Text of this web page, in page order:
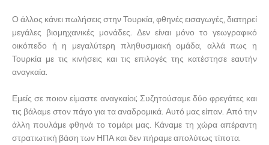
Ο άλλος κάνει πωλήσεις στην Τουρκία, φθηνές εισαγωγές, διατηρεί
μεγάλες βιομηχανικές μονάδες. Δεν είναι μόνο το γεωγραφικό
οικόπεδο ή η μεγαλύτερη πληθυσμιακή ομάδα, αλλά πως η
Τουρκία με τις κινήσεις και τις επιλογές της κατέστησε εαυτήν
αναγκαία.
Εμείς σε ποιον είμαστε αναγκαίοι; Συζητούσαμε δύο φρεγάτες και
τις βάλαμε στον πάγο για τα αναδρομικά. Αυτό μας είπαν. Από την
άλλη πουλάμε φθηνά το τομάρι μας. Κάναμε τη χώρα απέραντη
στρατιωτική βάση των ΗΠΑ και δεν πήραμε απολύτως τίποτα.